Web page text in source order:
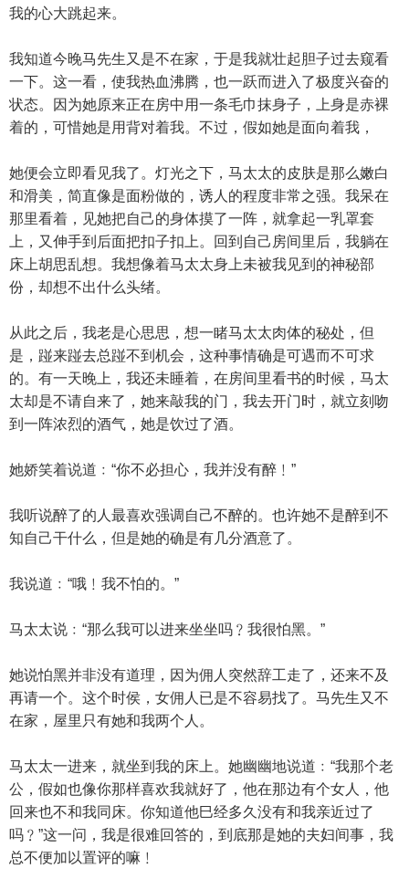
我的心大跳起来。
我知道今晚马先生又是不在家，于是我就壮起胆子过去窥看
一下。这一看，使我热血沸腾，也一跃而进入了极度兴奋的
状态。因为她原来正在房中用一条毛巾抹身子，上身是赤裸
着的，可惜她是用背对着我。不过，假如她是面向着我，
她便会立即看见我了。灯光之下，马太太的皮肤是那么嫩白
和滑美，简直像是面粉做的，诱人的程度非常之强。我呆在
那里看着，见她把自己的身体摸了一阵，就拿起一乳罩套
上，又伸手到后面把扣子扣上。回到自己房间里后，我躺在
床上胡思乱想。我想像着马太太身上未被我见到的神秘部
份，却想不出什么头绪。
从此之后，我老是心思思，想一睹马太太肉体的秘处，但
是，踫来踫去总踫不到机会，这种事情确是可遇而不可求
的。有一天晚上，我还未睡着，在房间里看书的时候，马太
太却是不请自来了，她来敲我的门，我去开门时，就立刻吻
到一阵浓烈的酒气，她是饮过了酒。
她娇笑着说道﹕“你不必担心，我并没有醉﹗”
我听说醉了的人最喜欢强调自己不醉的。也许她不是醉到不
知自己干什么，但是她的确是有几分酒意了。
我说道﹕“哦﹗我不怕的。”
马太太说﹕“那么我可以进来坐坐吗﹖我很怕黑。”
她说怕黑并非没有道理，因为佣人突然辞工走了，还来不及
再请一个。这个时侯，女佣人已是不容易找了。马先生又不
在家，屋里只有她和我两个人。
马太太一进来，就坐到我的床上。她幽幽地说道﹕“我那个老
公，假如也像你那样喜欢我就好了，他在那边有个女人，他
回来也不和我同床。你知道他巳经多久没有和我亲近过了
吗﹖”这一问，我是很难回答的，到底那是她的夫妇间事，我
总不便加以置评的嘛﹗